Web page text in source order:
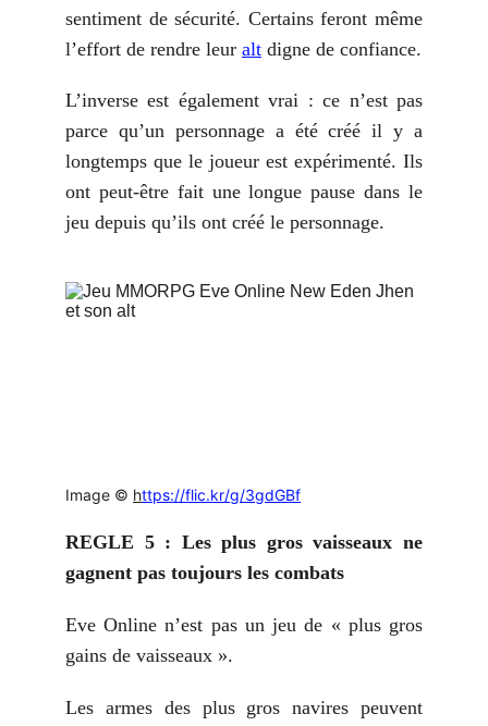
sentiment de sécurité. Certains feront même
l’effort de rendre leur alt digne de confiance.
L’inverse est également vrai : ce n’est pas
parce qu’un personnage a été créé il y a
longtemps que le joueur est expérimenté. Ils
ont peut-être fait une longue pause dans le
jeu depuis qu’ils ont créé le personnage.
Image © https://flic.kr/g/3gdGBf
REGLE 5 : Les plus gros vaisseaux ne
gagnent pas toujours les combats
Eve Online n’est pas un jeu de « plus gros
gains de vaisseaux ».
Les armes des plus gros navires peuvent